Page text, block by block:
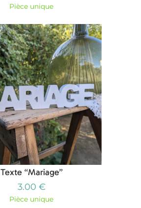
Pièce unique
Texte “Mariage”
3.00 €
Pièce unique